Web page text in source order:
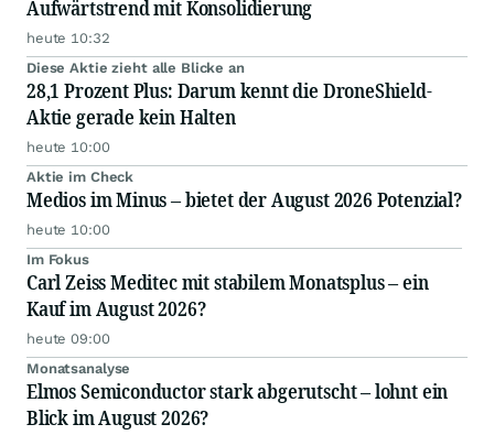
Aufwärtstrend mit Konsolidierung
heute 10:32
Diese Aktie zieht alle Blicke an
28,1 Prozent Plus: Darum kennt die DroneShield-
Aktie gerade kein Halten
heute 10:00
Aktie im Check
Medios im Minus – bietet der August 2026 Potenzial?
heute 10:00
Im Fokus
Carl Zeiss Meditec mit stabilem Monatsplus – ein
Kauf im August 2026?
heute 09:00
Monatsanalyse
Elmos Semiconductor stark abgerutscht – lohnt ein
Blick im August 2026?